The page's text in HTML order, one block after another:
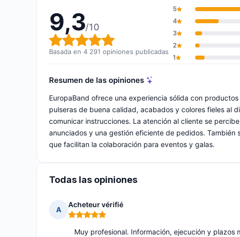
9,3/10
Calificación global: 9,3 de 10
Basada en 4 291 opiniones publicadas
5
4
3
2
1
Resumen de las opiniones
EuropaBand ofrece una experiencia sólida con
pulseras de buena calidad, acabados y colores fieles al
comunicar instrucciones. La atención al cliente se
anunciados y una gestión eficiente de pedidos.
que facilitan la colaboración para eventos y galas.
Todas las opiniones
A
Acheteur vérifié
Nota: 5 de 5
Muy profesional. Información, ejecución y plazos